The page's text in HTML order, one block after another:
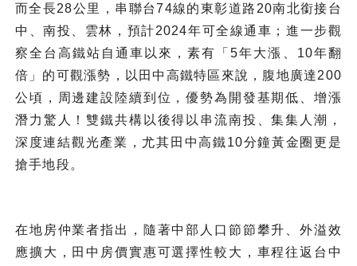
而全長28公里，串聯台74線的東彰道路20南北銜接台
中、南投、雲林，預計2024年可全線通車；進一步觀
察全台高鐵站自通車以來，素有「5年大漲、10年翻
倍」的可觀漲勢，以田中高鐵特區來說，腹地廣達200
公頃，周邊建設陸續到位，優勢為開發基期低、增漲
潛力驚人！雙鐵共構以後得以串流南投、集集人潮，
深度連結觀光產業，尤其田中高鐵10分鐘黃金圈更是
搶手地段。
在地房仲業者指出，隨著中部人口節節攀升、外溢效
應擴大，田中房價實惠可選擇性較大，車程往返台中